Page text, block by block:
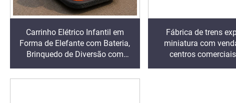
Carrinho Elétrico Infantil em
Forma de Elefante com Bateria,
Brinquedo de Diversão com
Música para Shopping, Parque e
Fábrica de trens
miniatura com
centros